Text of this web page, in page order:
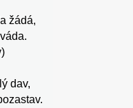
žádá,
dav,